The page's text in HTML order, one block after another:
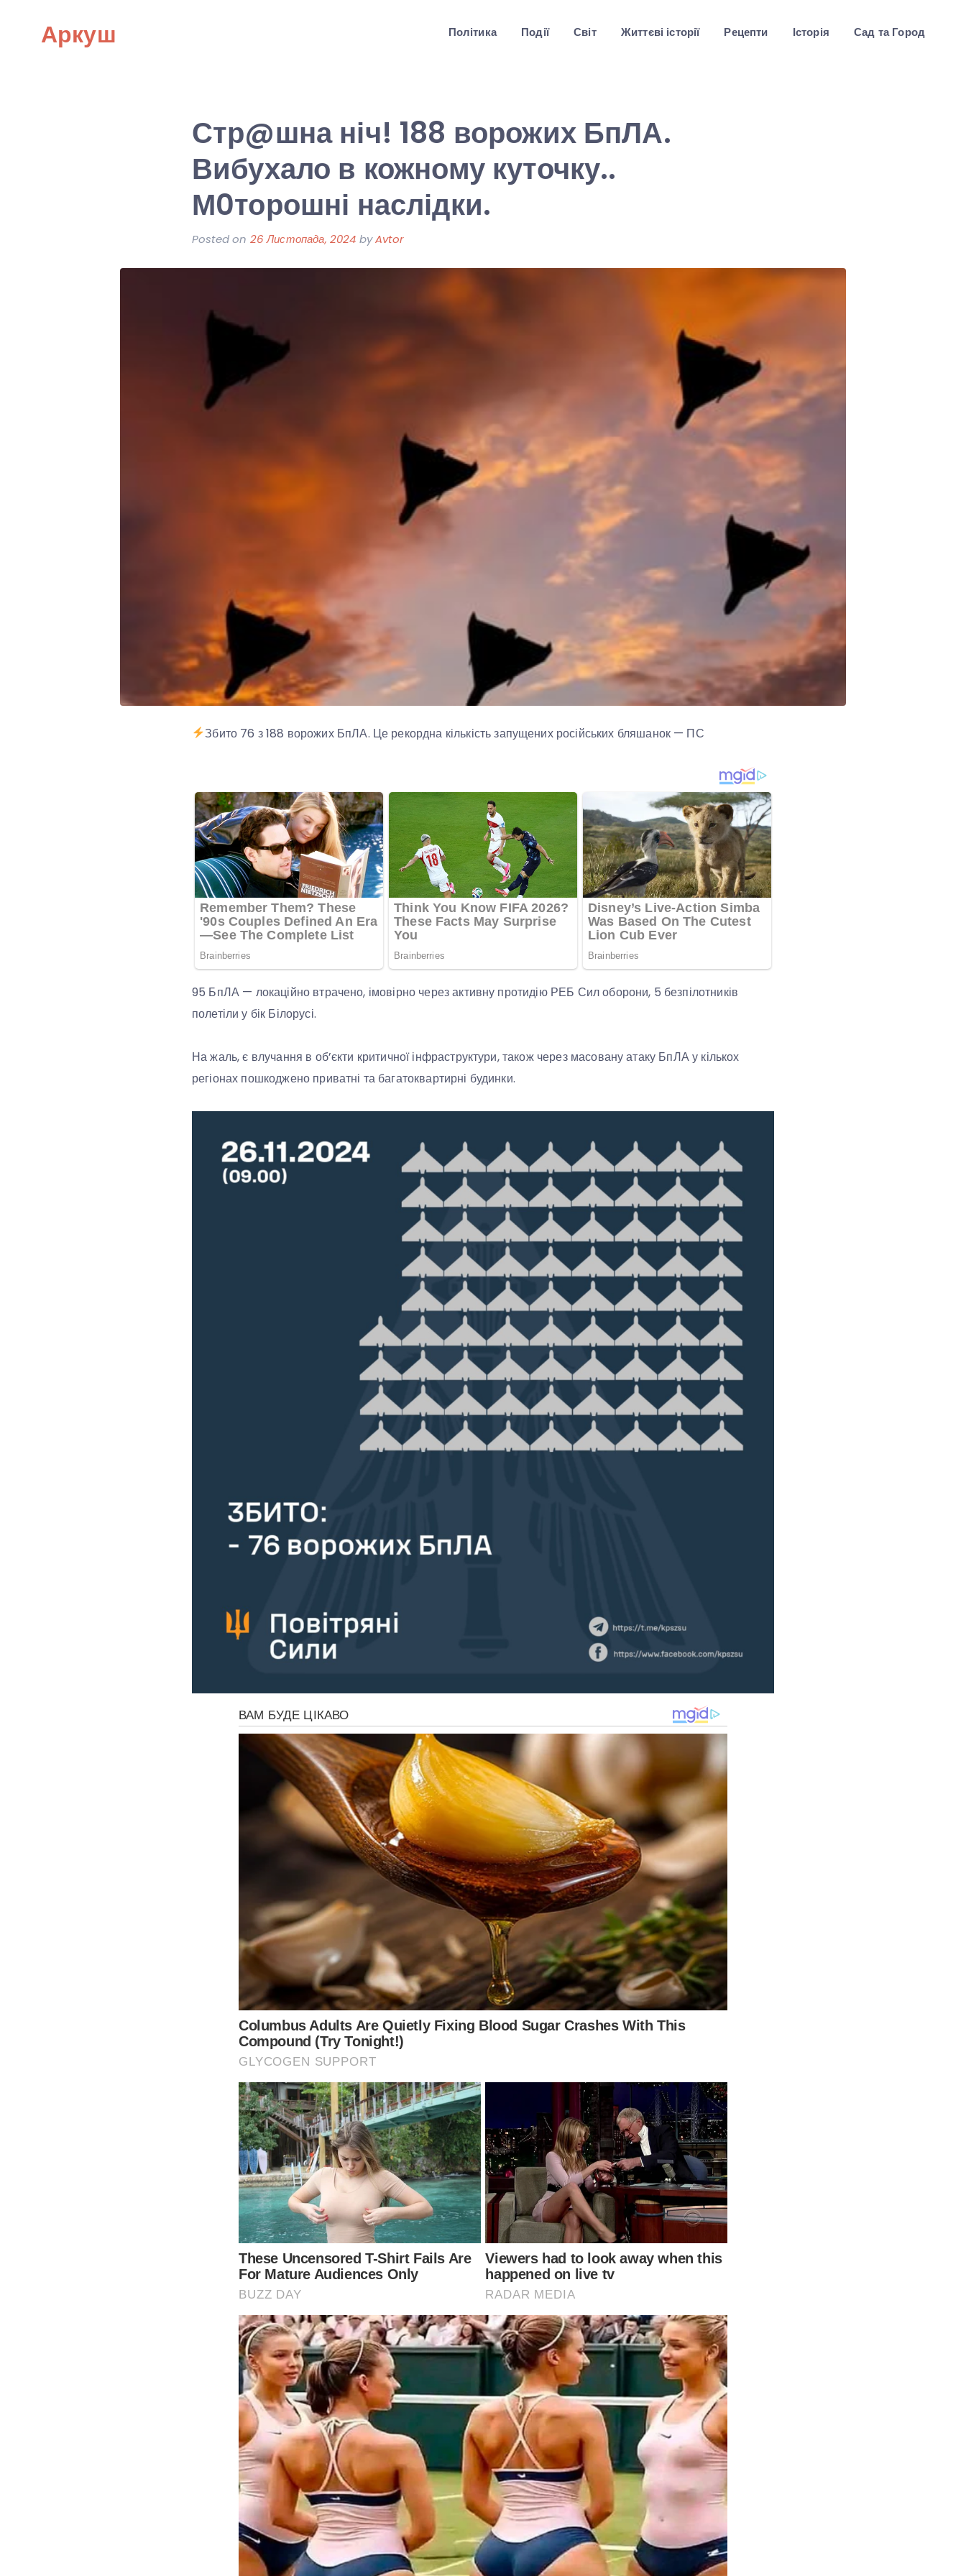
Аркуш Політика Події Світ Життєві історії Рецепти Історія Сад та Город
Стр@шна ніч! 188 ворожих БпЛА.
Вибухало в кожному куточку..
М0торошні наслідки.
Posted on 26 Листопада, 2024 byAvtor
Збито 76 з 188 ворожих БпЛА. Це рекордна кількість запущених російських бляшанок — ПС
95 БпЛА — локаційно втрачено, імовірно через активну протидію РЕБ Сил оборони, 5 безпілотників
полетіли у бік Білорусі.
На жаль, є влучання в об’єкти критичної інфраструктури, також через масовану атаку БпЛА у кількох
регіонах пошкоджено приватні та багатоквартирні будинки.